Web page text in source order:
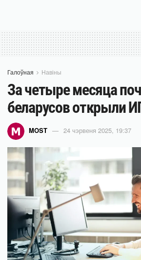
Галоўная Навіны
За четыре месяца
беларусов открыли
MOST 24 чэрвеня 2025, 19:37